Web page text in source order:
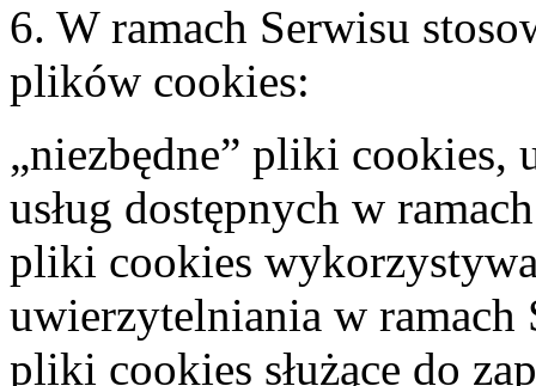
6. W ramach Serwisu
plików cookies:
„niezbędne” pliki cookies,
usług dostępnych w
pliki cookies
uwierzytelniania w ramach
pliki cookies służące do